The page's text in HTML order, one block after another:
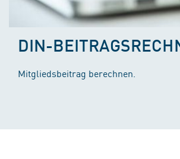
DIN-
Mitgliedsbeitrag berechnen.